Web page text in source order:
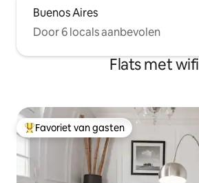
Buenos Aires
Door 6 locals aanbevolen
Flats met wifi
Topfavoriet van gasten
Favoriet van gasten